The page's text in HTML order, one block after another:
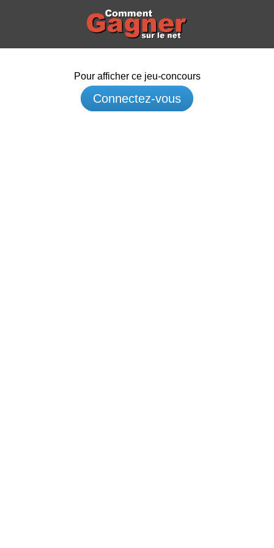
Pour afficher ce jeu-concours
Connectez-vous